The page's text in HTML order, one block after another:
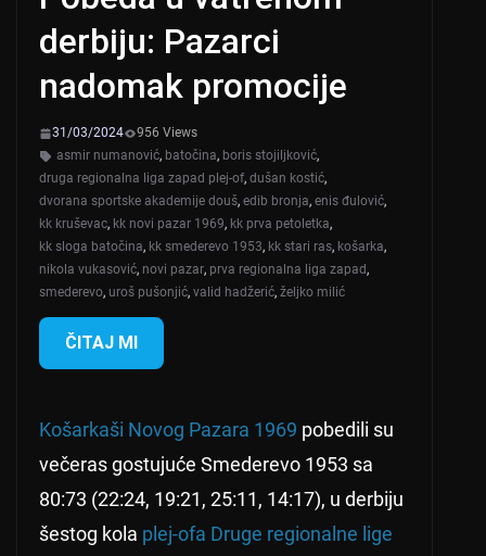
derbiju: Pazarci
nadomak promocije
31/03/2024
956 Views
asmir numanović, batočina, boris stojiljković,
druga regionalna liga zapad plej-of, dušan kostić,
dvorana sportske akademije douš, edib bronja, enis đulović,
kk kruševac, kk novi pazar 1969, kk prva petoletka,
kk sloga batočina, kk smederevo 1953, kk stari ras, košarka,
nikola vukasović, novi pazar, prva regionalna liga zapad,
smederevo, uroš pušonjić, valid hadžerić, željko milić
ČITAJ MI
Košarkaši Novog Pazara 1969 pobedili su
večeras gostujuće Smederevo 1953 sa
80:73 (22:24, 19:21, 25:11, 14:17), u derbiju
šestog kola plej-ofa Druge regionalne lige